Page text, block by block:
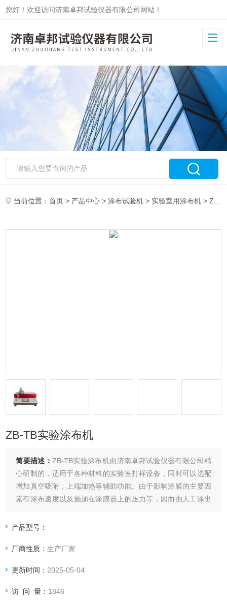
您好！欢迎访问济南卓邦试验仪器有限公司网站！
当前位置：首页 > 产品中心 >涂布试验机 > 实验室用涂布机 > ZB-TB实验涂布机
ZB-TB实验涂布机
简要描述： ZB-TB实验涂布机由济南卓邦试验仪器有限公司精
心研制的，适用于各种材料的实验室打样设备，同时可以选配
增加真空吸附，上端加热等辅助功能。由于影响涂膜的主要因
素有涂布速度以及施加在涂膜器上的压力等，因而由人工涂出
了，这就给比较样板之间的测试结果带来了困难。本款涂布试
产品型号：
厂商性质：生产厂家
更新时间： 2025-05-04
访 问 量： 1846